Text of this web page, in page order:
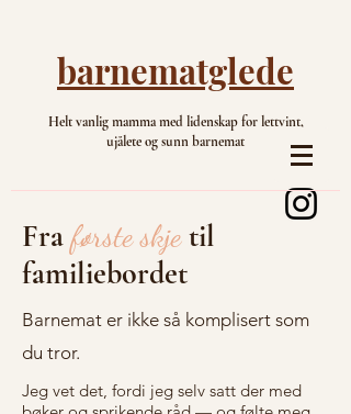
barnematglede
Helt vanlig mamma med lidenskap for lettvint,
ujålete og sunn barnemat
Fraførste skjetil
familiebordet
Barnemat er ikke så komplisert som
du tror.
Jeg vet det, fordi jeg selv satt der med